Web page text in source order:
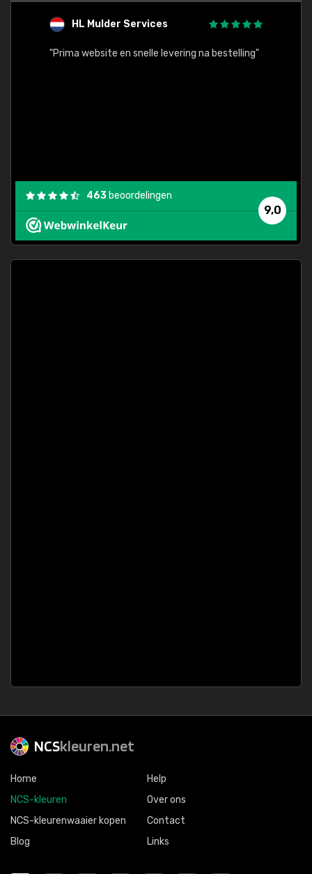
HL Mulder Services
"Prima website en snelle levering na bestelling"
9,0
463 beoordelingen
NCSkleuren.net
Home
NCS-kleuren
NCS-kleurenwaaier kopen
Blog
Help
Over ons
Contact
Links